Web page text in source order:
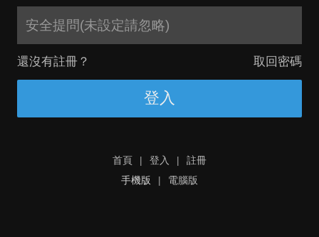
安全提問(未設定請忽略)
還沒有註冊？ 取回密碼
登入
首頁 | 登入 |
註冊
手機版
| 電腦版